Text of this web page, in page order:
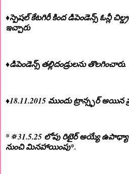
♦️స్పెషల్ కేటగిరీ కింద డిపెండెన్స్ ఓన్లీ
ఇచ్చారు
♦️డిపెండెన్స్ తల్లిదండ్రులను తొలగించారు.
♦️18.11.2015 ముందు ట్రాన్స్ఫర్ అయిన
*🔅31.5.25 లోపు రిటైర్ అయ్యే
నుంచి మినహాయింపు*.